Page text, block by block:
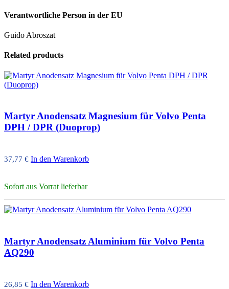
Verantwortliche Person in der EU
Guido Abroszat
Related products
Martyr Anodensatz Magnesium für Volvo Penta
DPH / DPR (Duoprop)
37,77 € In den Warenkorb
Sofort aus Vorrat lieferbar
Martyr Anodensatz Aluminium für Volvo Penta
AQ290
26,85 € In den Warenkorb